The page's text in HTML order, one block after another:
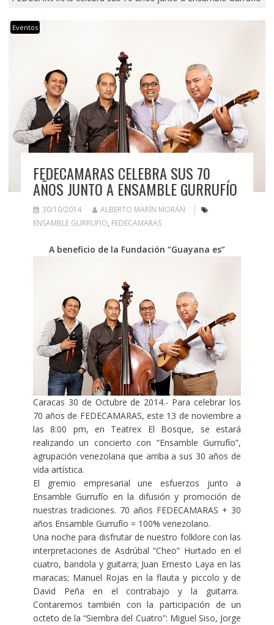
Eventos
FEDECAMARAS CELEBRA SUS 70
AÑOS JUNTO A ENSAMBLE GURRUFÍO
30/10/2014
ALBERTO MARÍN MORÁN
ENSAMBLE GURRUFIO, FEDECAMARAS
A beneficio de la Fundación “Guayana es”
Caracas 30 de Octubre de 2014.- Para celebrar los
70 años de FEDECAMARAS, este 13 de noviembre a
las 8:00 pm, en Teatrex El Bosque, se estará
realizando un concierto con “Ensamble Gurrufío”,
agrupación venezolana que arriba a sus 30 años de
vida artística.
El gremio empresarial une esfuerzos junto a
Ensamble Gurrufío en la difusión y promoción de
nuestras tradiciones. 70 años FEDECAMARAS + 30
años Ensamble Gurrufío = 100% venezolano.
Una noche para disfrutar de nuestro folklore con las
interpretaciones de Asdrúbal “Cheo” Hurtado en el
cuatro, bandola y guitarra; Juan Ernesto Laya en las
maracas; Manuel Rojas en la flauta y piccolo y de
David Peña en el contrabajo y la guitarra.
Contaremos también con la participación de un
octeto de la “Siembra del Cuatro”: Miguel Siso, Jorge